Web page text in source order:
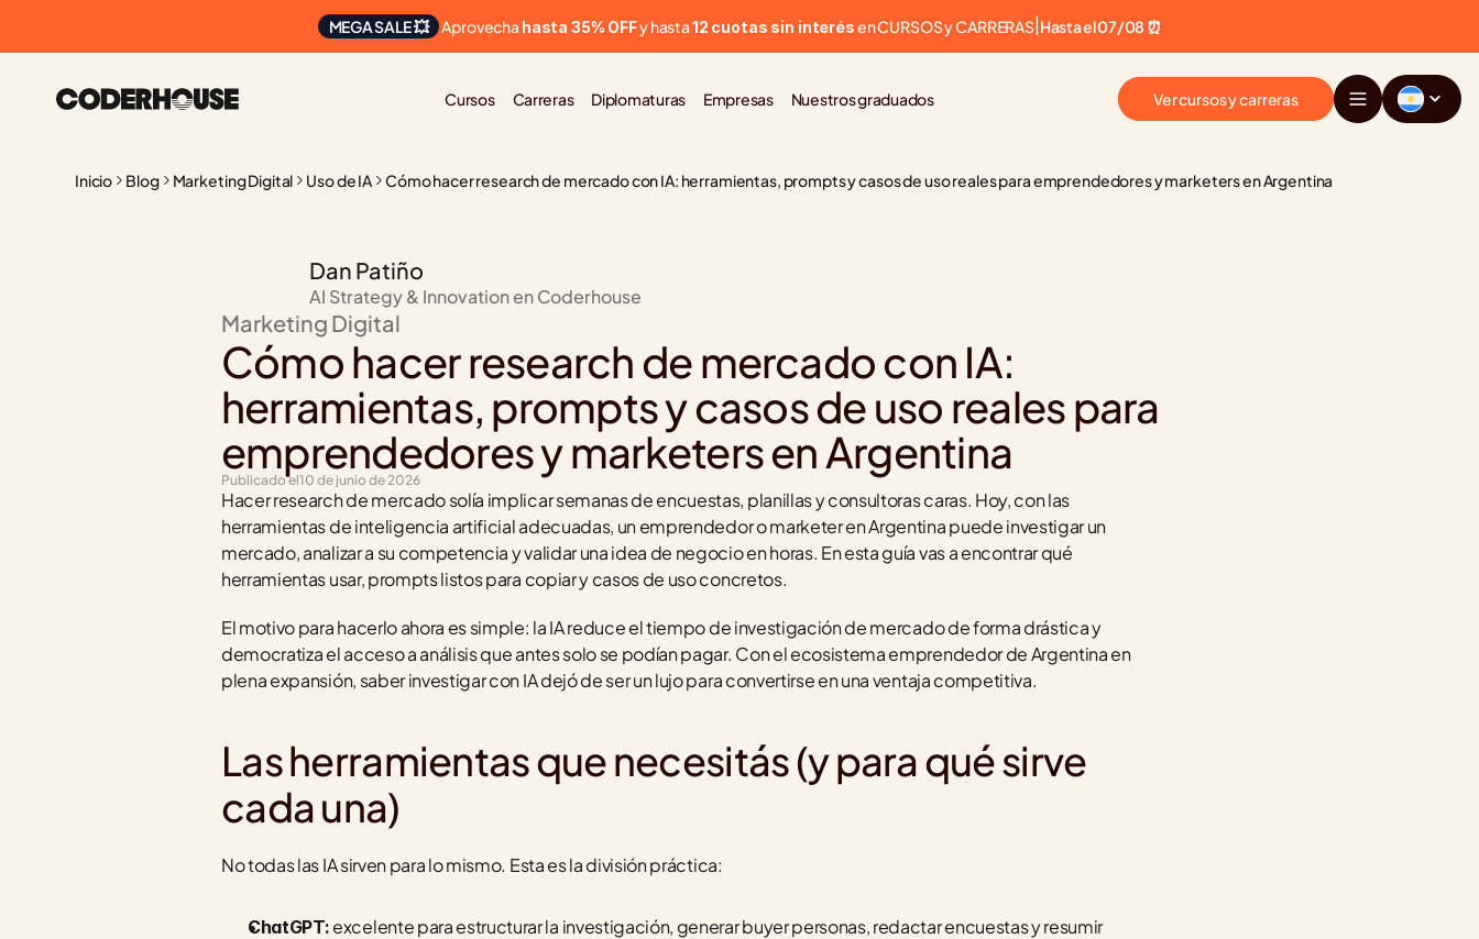
MEGA SALE 💥 Aprovecha hasta 35% OFF y hasta 12 cuotas sin interés en CURSOS y CARRERAS| Hasta el 07/08 ⏰
Cursos Carreras Diplomaturas Empresas Nuestros graduados Ver cursos y carreras
Inicio Blog Marketing Digital Uso de IA Cómo hacer research de mercado con IA: herramientas, prompts y casos de uso reales para emprendedores y marketers en Argentina
Dan Patiño
AI Strategy & Innovation en Coderhouse
Marketing Digital
Cómo hacer research de mercado con IA:
herramientas, prompts y casos de uso reales para
emprendedores y marketers en Argentina
Publicado el10 de junio de 2026
Hacer research de mercado solía implicar semanas de encuestas, planillas y consultoras caras. Hoy, con las
herramientas de inteligencia artificial adecuadas, un emprendedor o marketer en Argentina puede investigar un
mercado, analizar a su competencia y validar una idea de negocio en horas. En esta guía vas a encontrar qué
herramientas usar, prompts listos para copiar y casos de uso concretos.
El motivo para hacerlo ahora es simple: la IA reduce el tiempo de investigación de mercado de forma drástica y
democratiza el acceso a análisis que antes solo se podían pagar. Con el ecosistema emprendedor de Argentina en
plena expansión, saber investigar con IA dejó de ser un lujo para convertirse en una ventaja competitiva.
Las herramientas que necesitás (y para qué sirve
cada una)
No todas las IA sirven para lo mismo. Esta es la división práctica:
ChatGPT: excelente para estructurar la investigación, generar buyer personas, redactar encuestas y resumir